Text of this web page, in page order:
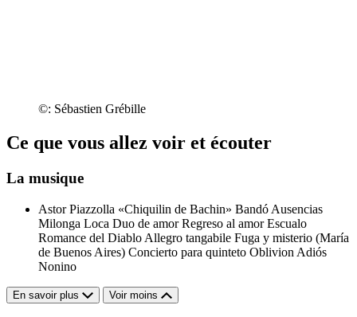
©: Sébastien Grébille
Ce que vous allez voir et écouter
La musique
Astor Piazzolla «Chiquilin de Bachin» Bandó Ausencias
Milonga Loca Duo de amor Regreso al amor Escualo
Romance del Diablo Allegro tangabile Fuga y misterio (María
de Buenos Aires) Concierto para quinteto Oblivion Adiós
Nonino
En savoir plus Voir moins